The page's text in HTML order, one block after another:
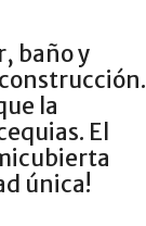
baño y
la
El
única!